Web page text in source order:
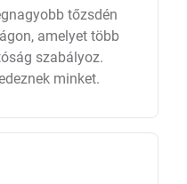
tőzsdén
amelyet több
szabályoz.
minket.